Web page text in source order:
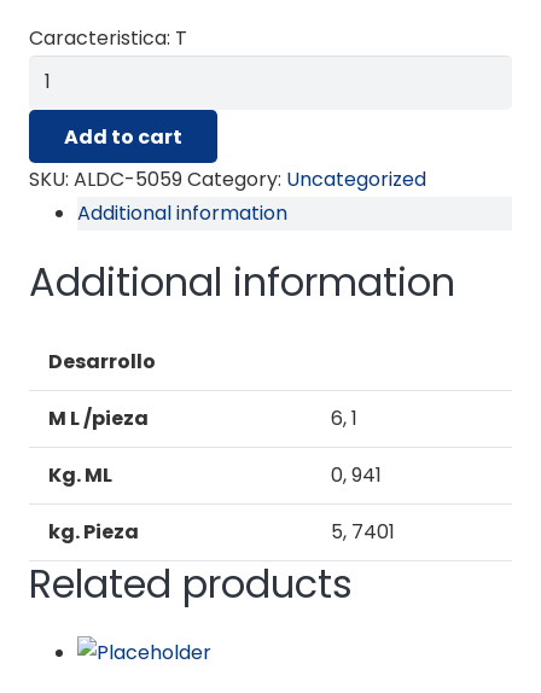
Caracteristica: T
ALDC-
5059
PERFIL
ESPECIAL
quantity
Add to cart
SKU: ALDC-5059Category: Uncategorized
Additional information
Additional information
Desarrollo
M L /pieza 6, 1
Kg. ML 0, 941
kg. Pieza 5, 7401
Related products